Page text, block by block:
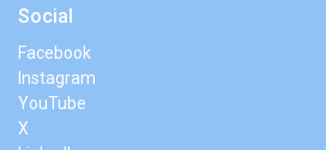
Social
Facebook
Instagram
YouTube
X